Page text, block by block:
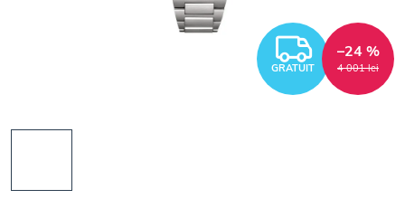
GRATUIT 4 001 lei
–24 %